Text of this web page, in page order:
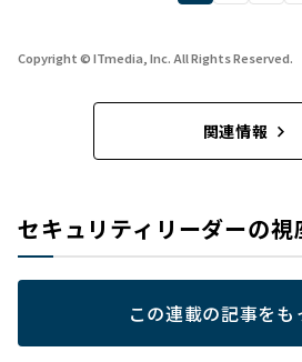
Copyright © ITmedia, Inc. All Rights Reserved.
関連情報
セキュリティリーダーの視
この連載の記事をも